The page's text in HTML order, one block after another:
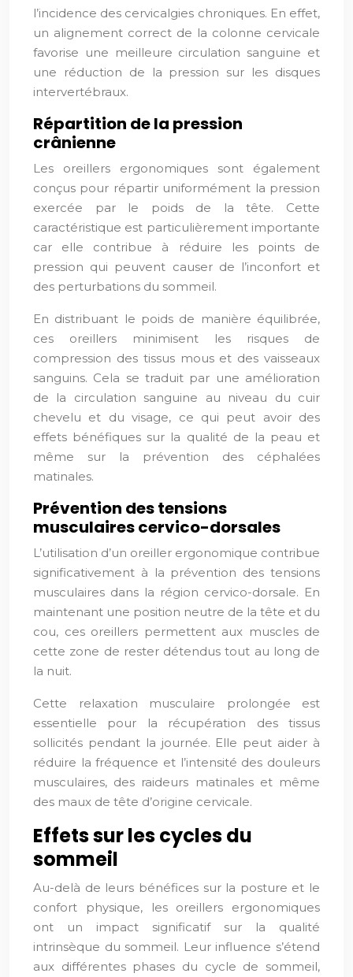
l’incidence des cervicalgies chroniques. En effet,
un alignement correct de la colonne cervicale
favorise une meilleure circulation sanguine et
une réduction de la pression sur les disques
intervertébraux.
Répartition de la pression
crânienne
Les oreillers ergonomiques sont également
conçus pour répartir uniformément la pression
exercée par le poids de la tête. Cette
caractéristique est particulièrement importante
car elle contribue à réduire les points de
pression qui peuvent causer de l’inconfort et
des perturbations du sommeil.
En distribuant le poids de manière équilibrée,
ces oreillers minimisent les risques de
compression des tissus mous et des vaisseaux
sanguins. Cela se traduit par une amélioration
de la circulation sanguine au niveau du cuir
chevelu et du visage, ce qui peut avoir des
effets bénéfiques sur la qualité de la peau et
même sur la prévention des céphalées
matinales.
Prévention des tensions
musculaires cervico-dorsales
L’utilisation d’un oreiller ergonomique contribue
significativement à la prévention des tensions
musculaires dans la région cervico-dorsale. En
maintenant une position neutre de la tête et du
cou, ces oreillers permettent aux muscles de
cette zone de rester détendus tout au long de
la nuit.
Cette relaxation musculaire prolongée est
essentielle pour la récupération des tissus
sollicités pendant la journée. Elle peut aider à
réduire la fréquence et l’intensité des douleurs
musculaires, des raideurs matinales et même
des maux de tête d’origine cervicale.
Effets sur les cycles du
sommeil
Au-delà de leurs bénéfices sur la posture et le
confort physique, les oreillers ergonomiques
ont un impact significatif sur la qualité
intrinsèque du sommeil. Leur influence s’étend
aux différentes phases du cycle de sommeil,